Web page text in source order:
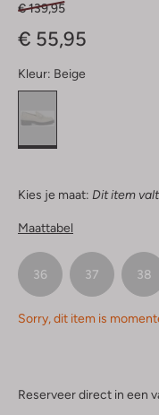
€ 139,95
€ 55,95
Kleur: Beige
Kies je maat: Dit item
Maattabel
36 37 38
Sorry, dit item is
Reserveer direct in een